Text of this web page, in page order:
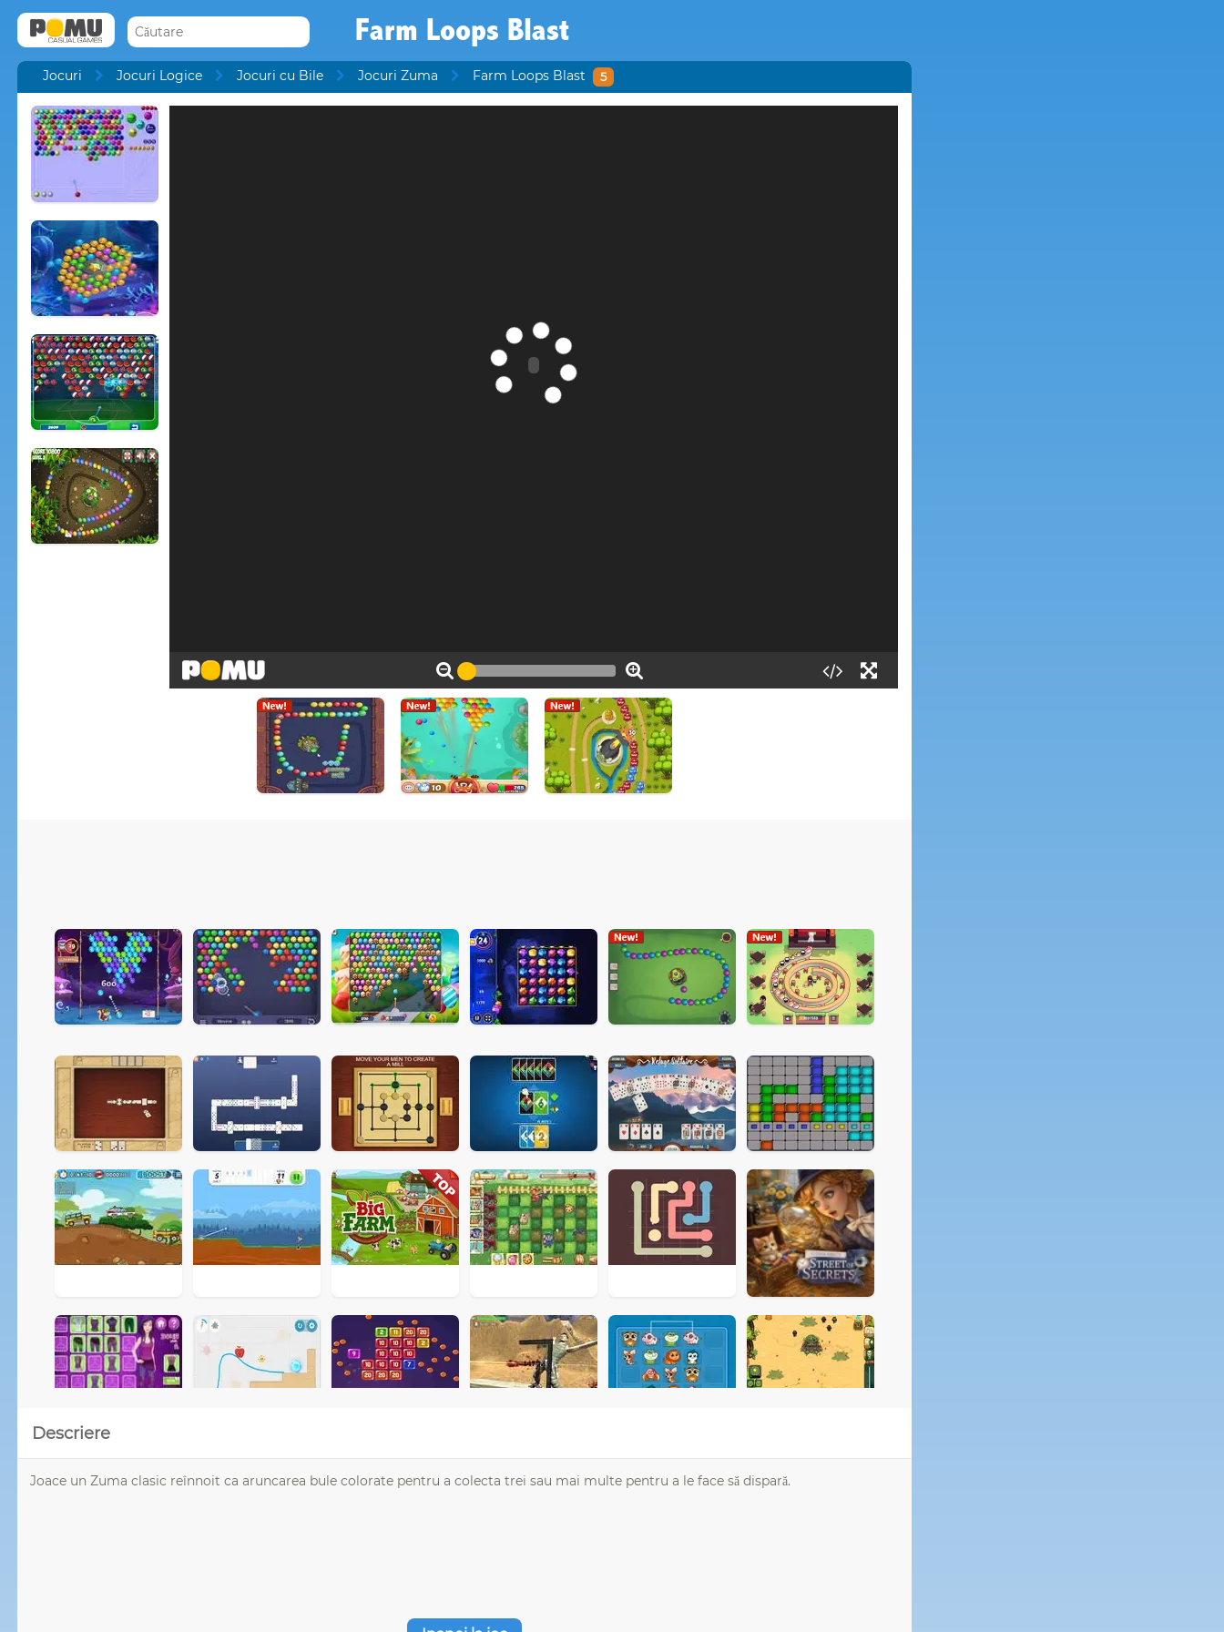
Farm Loops Blast
Jocuri Jocuri Logice Jocuri cu Bile Jocuri Zuma Farm Loops Blast 5
Descriere
Joace un Zuma clasic reînnoit ca aruncarea bule colorate pentru a colecta trei sau mai multe pentru a le face să dispară.